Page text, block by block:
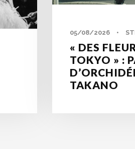
05/08/2026 •
« DES
TOKYO » :
TAKANO